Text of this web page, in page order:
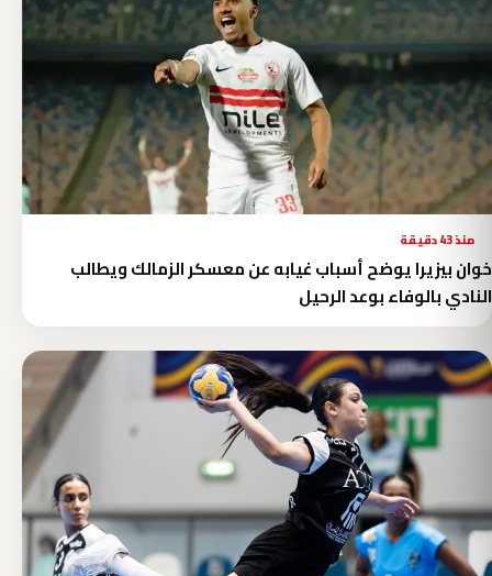
منذ 43 دقيقة
خوان بيزيرا يوضح أسباب غيابه عن معسكر الزمالك ويطالب
النادي بالوفاء بوعد الرحيل